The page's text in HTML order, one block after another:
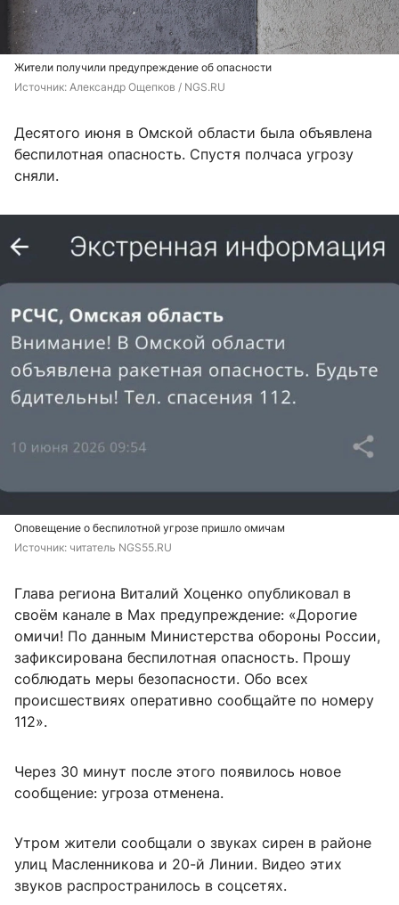
Жители получили предупреждение об опасности
Источник: Александр Ощепков / NGS.RU
Десятого июня в Омской области была объявлена
беспилотная опасность. Спустя полчаса угрозу
сняли.
Оповещение о беспилотной угрозе пришло омичам
Источник: читатель NGS55.RU
Глава региона Виталий Хоценко опубликовал в
своём канале в Max предупреждение: «Дорогие
омичи! По данным Министерства обороны России,
зафиксирована беспилотная опасность. Прошу
соблюдать меры безопасности. Обо всех
происшествиях оперативно сообщайте по номеру
112».
Через 30 минут после этого появилось новое
сообщение: угроза отменена.
Утром жители сообщали о звуках сирен в районе
улиц Масленникова и 20-й Линии. Видео этих
звуков распространилось в соцсетях.